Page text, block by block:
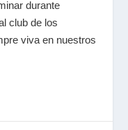
durante
club de los
viva en nuestros